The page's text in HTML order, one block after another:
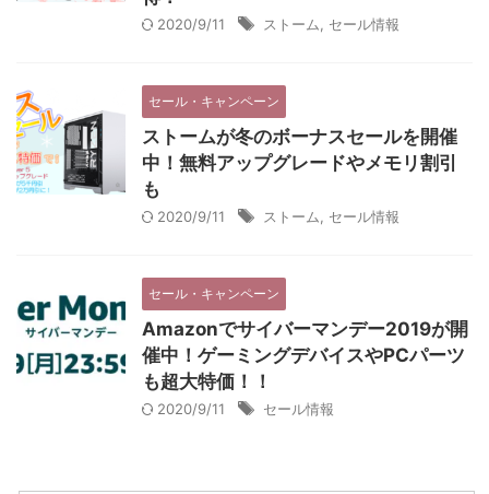
2020/9/11 ストーム セール情報
セール・キャンペーン
ストームが冬のボーナスセールを開催
中！無料アップグレードやメモリ割引
も
2020/9/11 ストーム セール情報
セール・キャンペーン
Amazonでサイバーマンデー2019が開
催中！ゲーミングデバイスやPCパーツ
も超大特価！！
2020/9/11 セール情報